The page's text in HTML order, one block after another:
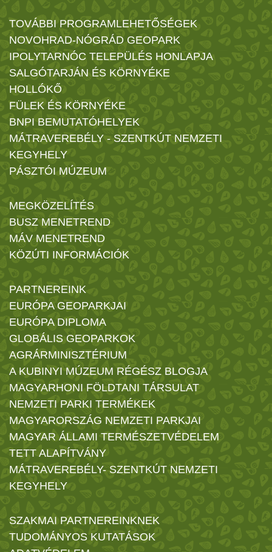
TOVÁBBI PROGRAMLEHETŐSÉGEK
NOVOHRAD-NÓGRÁD GEOPARK
IPOLYTARNÓC TELEPÜLÉS HONLAPJA
SALGÓTARJÁN ÉS KÖRNYÉKE
HOLLÓKŐ
FÜLEK ÉS KÖRNYÉKE
BNPI BEMUTATÓHELYEK
MÁTRAVEREBÉLY - SZENTKÚT NEMZETI
KEGYHELY
PÁSZTÓI MÚZEUM
MEGKÖZELÍTÉS
BUSZ MENETREND
MÁV MENETREND
KÖZÚTI INFORMÁCIÓK
PARTNEREINK
EURÓPA GEOPARKJAI
EURÓPA DIPLOMA
GLOBÁLIS GEOPARKOK
AGRÁRMINISZTÉRIUM
A KUBINYI MÚZEUM RÉGÉSZ BLOGJA
MAGYARHONI FÖLDTANI TÁRSULAT
NEMZETI PARKI TERMÉKEK
MAGYARORSZÁG NEMZETI PARKJAI
MAGYAR ÁLLAMI TERMÉSZETVÉDELEM
TETT ALAPÍTVÁNY
MÁTRAVEREBÉLY- SZENTKÚT NEMZETI
KEGYHELY
SZAKMAI PARTNEREINKNEK
TUDOMÁNYOS KUTATÁSOK